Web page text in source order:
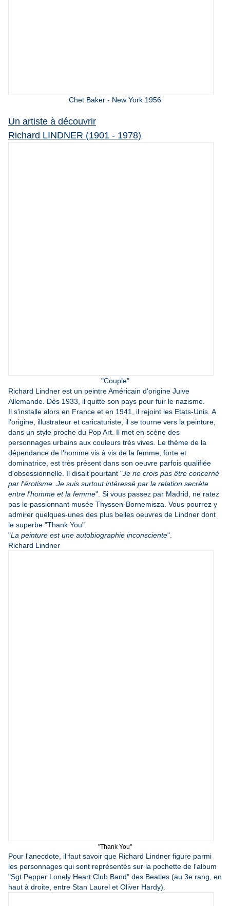
Chet Baker - New York 1956
Un artiste à découvrir
Richard LINDNER (1901 - 1978)
"Couple"
Richard Lindner est un peintre Américain d'origine Juive
Allemande. Dès 1933, il quitte son pays pour fuir le nazisme.
Il s'installe alors en France et en 1941, il rejoint les Etats-Unis. A
l'origine, illustrateur et caricaturiste, il se tourne vers la peinture,
dans un style proche du Pop Art. Il met en scène des
personnages urbains aux couleurs très vives. Le thème de la
dépendance de l'homme vis à vis de la femme, forte et
dominatrice, est très présent dans son oeuvre parfois qualifiée
d'obsessionnelle. Il disait pourtant "Je ne crois pas être concerné
par l'érotisme. Je suis surtout intéressé par la relation secrète
entre l'homme et la femme". Si vous passez par Madrid, ne ratez
pas le passionnant musée Thyssen-Bornemisza. Vous pourrez y
admirer quelques-unes des plus belles oeuvres de Lindner dont
le superbe "Thank You".
"La peinture est une autobiographie inconsciente".
Richard Lindner
"Thank You"
Pour l'anecdote, il faut savoir que Richard Lindner figure parmi
les personnages qui sont représentés sur la pochette de l'album
"Sgt Pepper Lonely Heart Club Band" des Beatles (au 3e rang, en
haut à droite, entre Stan Laurel et Oliver Hardy).